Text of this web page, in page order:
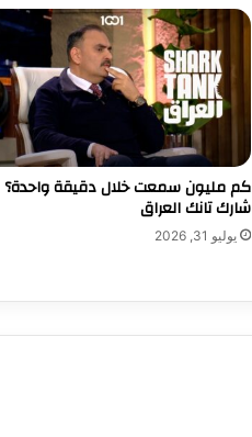
كم مليون سمعت خلال دقيقة
شارك تانك العراق
يوليو 31, 2026